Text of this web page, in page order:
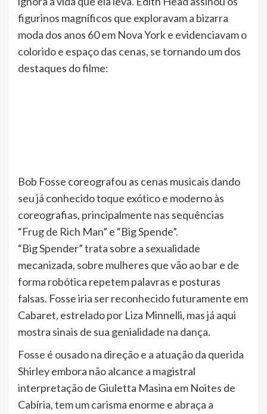
figurinos magníficos que exploravam a bizarra
moda dos anos 60 em Nova York e evidenciavam o
colorido e espaço das cenas, se tornando um dos
destaques do filme:
Bob Fosse coreografou as cenas musicais dando
seu já conhecido toque exótico e moderno às
coreografias, principalmente nas sequências
“Frug de Rich Man” e “Big Spende”.
“Big Spender” trata sobre a sexualidade
mecanizada, sobre mulheres que vão ao bar e de
forma robótica repetem palavras e posturas
falsas. Fosse iria ser reconhecido futuramente em
Cabaret, estrelado por Liza Minnelli, mas já aqui
mostra sinais de sua genialidade na dança.
Fosse é ousado na direção e a atuação da querida
Shirley embora não alcance a magistral
interpretação de Giuletta Masina em Noites de
Cabíria, tem um carisma enorme e abraça a